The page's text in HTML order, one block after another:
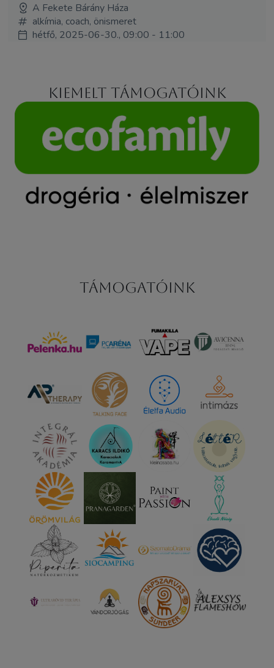
A Fekete Bárány Háza
alkímia, coach, önismeret
hétfő, 2025-06-30., 09:00 - 11:00
Kiemelt támogatóink
Támogatóink